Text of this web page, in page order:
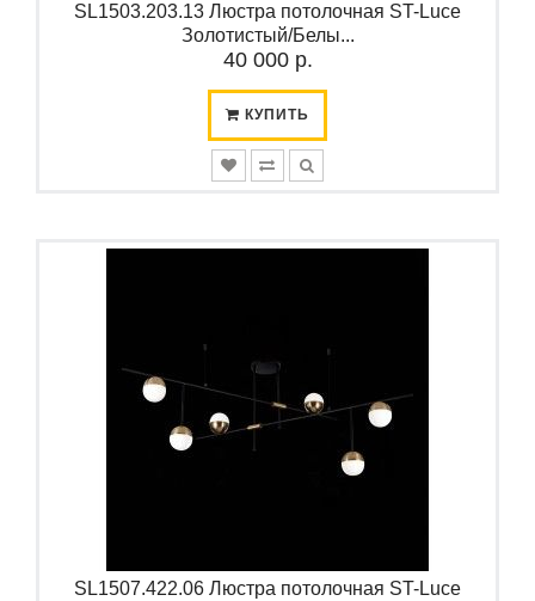
SL1503.203.13 Люстра потолочная ST-Luce
Золотистый/Белы...
40 000 р.
КУПИТЬ
SL1507.422.06 Люстра потолочная ST-Luce